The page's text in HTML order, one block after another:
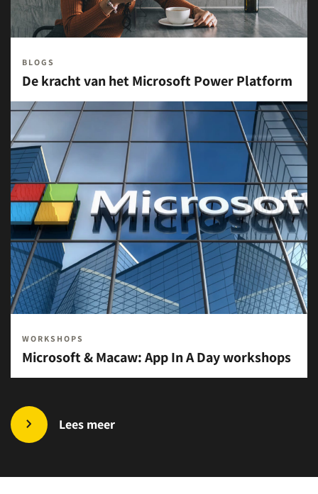
BLOGS
De kracht van het Microsoft Power Platform
WORKSHOPS
Microsoft & Macaw: App In A Day workshops
Lees meer